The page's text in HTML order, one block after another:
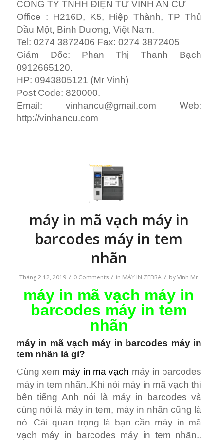
máy in mã vạch máy in
barcodes máy in tem
nhãn
Tháng 2 12, 2019 / 0 Comments / inMÁY IN ZEBRA Vinh Mr
máy in mã vạch máy in
máy in mã vạch máy in barcodes máy in
máy in mã vạch
máy in tem nhãn..Khi nói máy in mã vạch thì
bên tiếng Anh nói là máy in barcodes và
cùng nói là máy in tem, máy in nhãn cũng là
nó. Cái quan trọng là bạn cần máy in mã
Bạn muốn mua máy in mã vạch máy in
barcodes máy in tem nhãn cái nào?
Mua Zebra ZT610
Vậy máy in mã vạch máy in barcodes máy
in tem nhãn là bản chất của một thiết bị in..
Dùng in tem, dùng in nhãn, còn nhãn, tem
có cái gì trong đó thì lại tùy vào thiết kế
người ta tạo ra trên phần mềm.. phần mềm